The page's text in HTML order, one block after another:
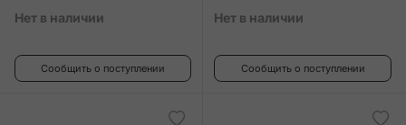
Нет в наличии
Сообщить о поступлении
Нет в наличии
Сообщить о поступлении